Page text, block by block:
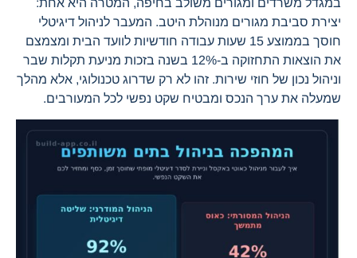
יצירת סביבת מגורים מנוהלת היטב. המעבר לניהול דיגיטלי
חוסך בממוצע 15 שעות עבודה חודשיות לוועד הבית ומצמצם
את הוצאות התחזוקה ב-12% בשנה בזכות מניעת תקלות שבר
וניהול נכון של חוזי שירות. זהו לא רק שדרוג טכנולוגי, אלא מהלך
שמעלה את ערך הנכס ומבטיח שקט נפשי לכל המעורבים.